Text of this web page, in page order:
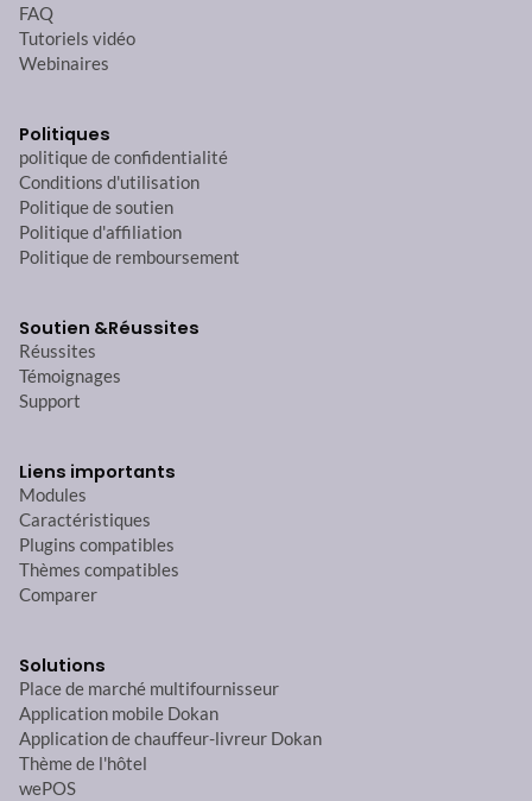
FAQ
Tutoriels vidéo
Webinaires
Politiques
politique de confidentialité
Conditions d'utilisation
Politique de soutien
Politique d'affiliation
Politique de remboursement
Soutien &Réussites
Réussites
Témoignages
Support
Liens importants
Modules
Caractéristiques
Plugins compatibles
Thèmes compatibles
Comparer
Solutions
Place de marché multifournisseur
Application mobile Dokan
Application de chauffeur-livreur Dokan
Thème de l'hôtel
wePOS